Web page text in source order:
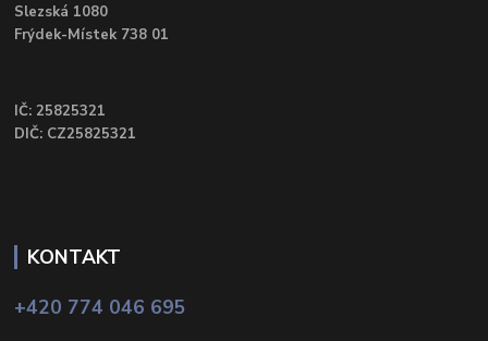
Slezská 1080
Frýdek-Místek 738 01
IČ: 25825321
DIČ: CZ25825321
KONTAKT
+420 774 046 695